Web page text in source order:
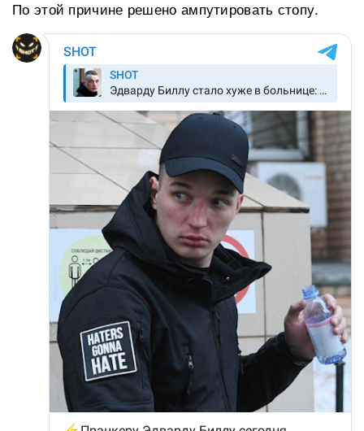
По этой причине решено ампутировать стопу.